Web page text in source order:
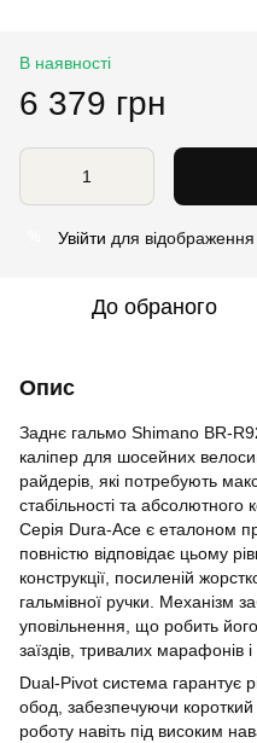
В наявності
6 379 грн
Увійти для
До обраного
Опис
Заднє гальмо Shimano BR-
каліпер для шосейних
райдерів, які потребують
стабільності та
Серія Dura-Ace є еталоном
повністю відповідає цьому
конструкції, посиленій
гальмівної ручки. Механізм
уповільнення, що робить
заїздів, тривалих марафонів
Dual-Pivot система гарантує
обод, забезпечуючи
роботу навіть під високим